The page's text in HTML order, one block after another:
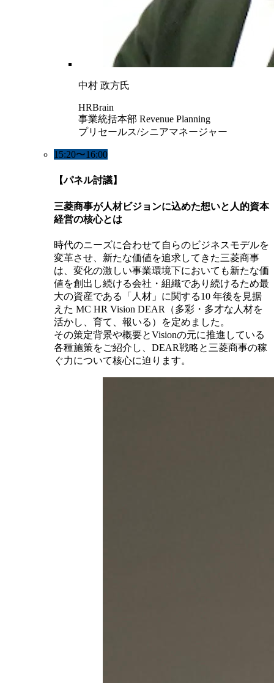
中村 政方氏
HRBrain
事業統括本部 Revenue Planning
プリセールス/シニアマネージャー
15:20〜16:00
【パネル討議】
三菱商事が人材ビジョンに込めた想いと人的資本
経営の核心とは
時代のニーズに合わせて自らのビジネスモデルを
変革させ、新たな価値を追求してきた三菱商事
は、変化の激しい事業環境下においても新たな価
値を創出し続ける会社・組織であり続けるため最
大の資産である「人材」に関する10 年後を見据
えた MC HR Vision DEAR（多彩・多才な人材を
活かし、育て、報いる）を定めました。
その策定背景や概要とVisionの元に推進している
各種施策をご紹介し、DEAR戦略と三菱商事の稼
ぐ力について核心に迫ります。